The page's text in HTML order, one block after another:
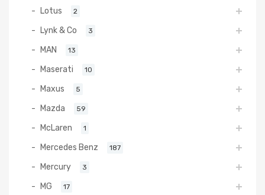
Lotus 2
Lynk & Co 3
MAN 13
Maserati 10
Maxus 5
Mazda 59
McLaren 1
Mercedes Benz 187
Mercury 3
MG 17